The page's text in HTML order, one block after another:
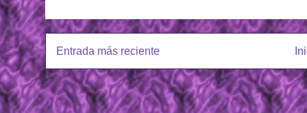
Entrada más reciente